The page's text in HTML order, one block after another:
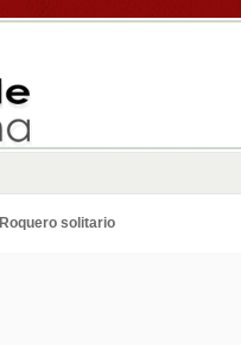
Roquero solitario